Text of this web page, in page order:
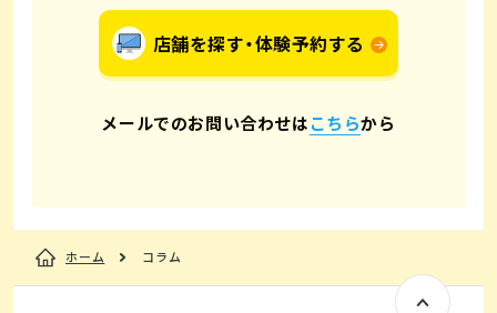
店舗を探す・体験予約する
メールでのお問い合わせはこちらから
ホーム コラム